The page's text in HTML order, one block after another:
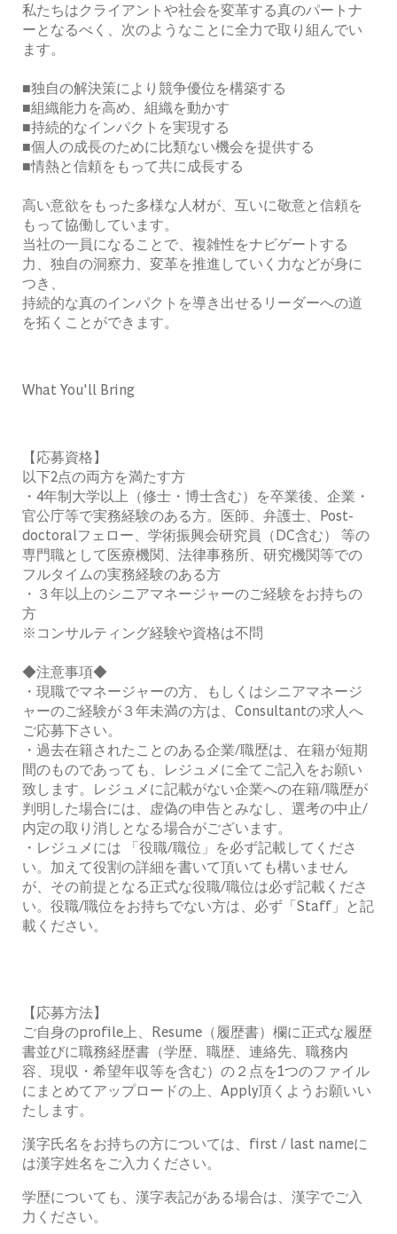
私たちはクライアントや社会を変革する真のパートナ
ーとなるべく、次のようなことに全力で取り組んでい
ます。
■独自の解決策により競争優位を構築する
■組織能力を高め、組織を動かす
■持続的なインパクトを実現する
■個人の成長のために比類ない機会を提供する
■情熱と信頼をもって共に成長する
高い意欲をもった多様な人材が、互いに敬意と信頼を
もって協働しています。
当社の一員になることで、複雑性をナビゲートする
力、独自の洞察力、変革を推進していく力などが身に
つき、
持続的な真のインパクトを導き出せるリーダーへの道
を拓くことができます。
What You'll Bring
【応募資格】
以下2点の両方を満たす方
・4年制大学以上（修士・博士含む）を卒業後、企業・
官公庁等で実務経験のある方。 医師、弁護士、Post-
doctoralフェロー、学術振興会研究員（DC含む） 等の
専門職として医療機関、法律事務所、研究機関等での
フルタイムの実務経験のある方
・３年以上のシニアマネージャーのご経験をお持ちの
方
※コンサルティング経験や資格は不問
◆注意事項◆
・現職でマネージャーの方、もしくはシニアマネージ
ャーのご経験が３年未満の方は、Consultantの求人へ
ご応募下さい。
・ 過去在籍されたことのある企業/職歴は、在籍が短期
間のものであっても、レジュメに全てご記入をお願い
致します。 レジュメに記載がない企業への在籍/職歴が
判明した場合には、虚偽の申告とみなし、選考の中止/
内定の取り消しとなる場合がございます。
・レジュメには 「役職/職位」を必ず記載してくださ
い。加えて役割の詳細を書いて頂いても構いません
が、その前提となる正式な役職/職位は必ず記載くださ
い。役職/職位をお持ちでない方は、必ず「Staff」と記
載ください。
【応募方法】
ご自身のprofile上、 Resume（履歴書）欄に正式な履歴
書並びに職務経歴書（学歴、職歴、連絡先、職務内
容、現収・希望年収等を含む）の２点を1つのファイル
にまとめてアップロードの上、 Apply頂くようお願いい
たします。
漢字氏名をお持ちの方については、 first / last nameに
は漢字姓名をご入力ください。
学歴についても、漢字表記がある場合は、漢字でご入
力ください。